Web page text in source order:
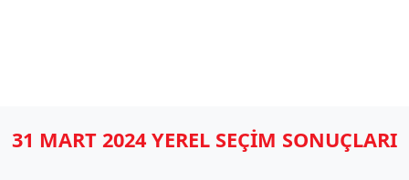
31 MART 2024 YEREL SEÇİM SONUÇLARI